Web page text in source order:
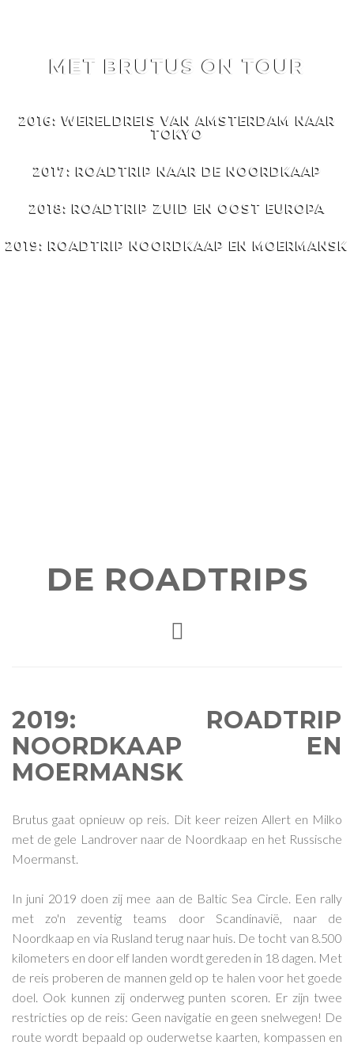
MET BRUTUS ON TOUR
2016: WERELDREIS VAN AMSTERDAM NAAR
TOKYO
2017: ROADTRIP NAAR DE NOORDKAAP
2018: ROADTRIP ZUID EN OOST EUROPA
2019: ROADTRIP NOORDKAAP EN MOERMANSK
DE ROADTRIPS
2019: ROADTRIP
NOORDKAAP EN
MOERMANSK
Brutus gaat opnieuw op reis. Dit keer reizen Allert en Milko
met de gele Landrover naar de Noordkaap en het Russische
Moermanst.
In juni 2019 doen zij mee aan de Baltic Sea Circle. Een rally
met zo'n zeventig teams door Scandinavië, naar de
Noordkaap en via Rusland terug naar huis. De tocht van 8.500
kilometers en door elf landen wordt gereden in 18 dagen. Met
de reis proberen de mannen geld op te halen voor het goede
doel. Ook kunnen zij onderweg punten scoren. Er zijn twee
restricties op de reis: Geen navigatie en geen snelwegen! De
route wordt bepaald op ouderwetse kaarten, kompassen en